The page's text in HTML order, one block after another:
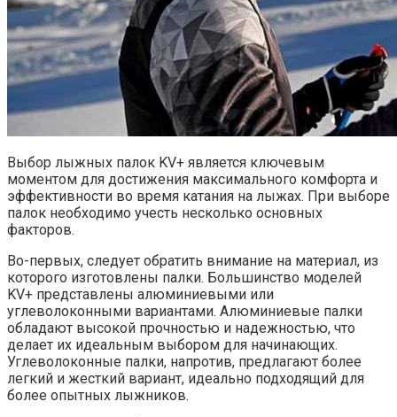
Выбор лыжных палок KV+ является ключевым
моментом для достижения максимального комфорта и
эффективности во время катания на лыжах. При выборе
палок необходимо учесть несколько основных
факторов.
Во-первых, следует обратить внимание на материал, из
которого изготовлены палки. Большинство моделей
KV+ представлены алюминиевыми или
углеволоконными вариантами. Алюминиевые палки
обладают высокой прочностью и надежностью, что
делает их идеальным выбором для начинающих.
Углеволоконные палки, напротив, предлагают более
легкий и жесткий вариант, идеально подходящий для
более опытных лыжников.